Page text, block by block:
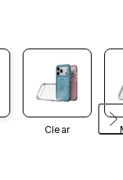
Clear